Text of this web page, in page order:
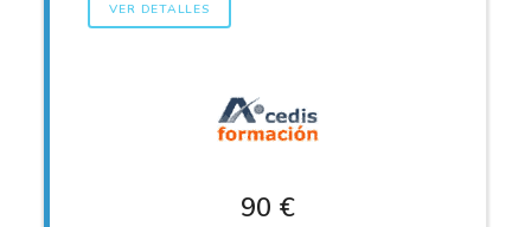
VER DETALLES
90 €